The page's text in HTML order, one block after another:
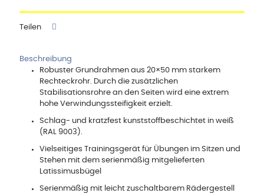
Teilen
Beschreibung
Robuster Grundrahmen aus 20×50 mm starkem
Rechteckrohr. Durch die zusätzlichen
Stabilisationsrohre an den Seiten wird eine extrem
hohe Verwindungssteifigkeit erzielt.
Schlag- und kratzfest kunststoffbeschichtet in weiß
(RAL 9003).
Vielseitiges Trainingsgerät für Übungen im Sitzen und
Stehen mit dem serienmäßig mitgelieferten
Latissimusbügel
Serienmäßig mit leicht zuschaltbarem Rädergestell